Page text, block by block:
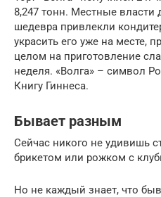
8,247 тонн. Местные власти
шедевра привлекли
украсить его уже на месте,
целом на приготовление
неделя. «Волга» – символ
Книгу Гиннеса.
Бывает разным
Сейчас никого не удивишь
брикетом или рожком с
Но не каждый знает, что